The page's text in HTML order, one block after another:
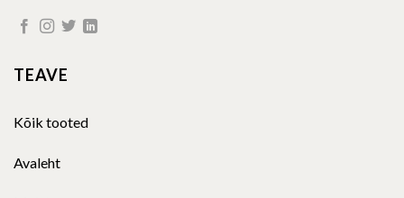
TEAVE
Kõik tooted
Avaleht